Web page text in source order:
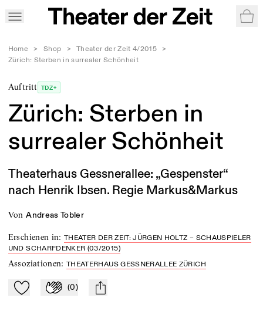
Home > Shop > Theater der Zeit 4/2015
>
Zürich: Sterben in surrealer Schönheit
Auftritt TDZ+
Zürich: Sterben in
surrealer Schönheit
Theaterhaus Gessnerallee: „Gespenster“
nach Henrik Ibsen. Regie Markus&Markus
von Andreas Tobler
Erschienen in:THEATER DER ZEIT: JÜRGEN HOLTZ – SCHAUSPIELER
UND SCHARFDENKER (03/2015)
Assoziationen:THEATERHAUS GESSNERALLEE ZÜRICH
Zu Mein-TdZ hinzufügen
Applaudieren
(0) mail